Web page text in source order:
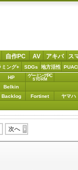
自作PC AV アキバ ス
ミング+ SDGs 地方活性
HP ゲーミングPC
STORM
Belkin
Backlog Fortinet ヤマハ
次へ